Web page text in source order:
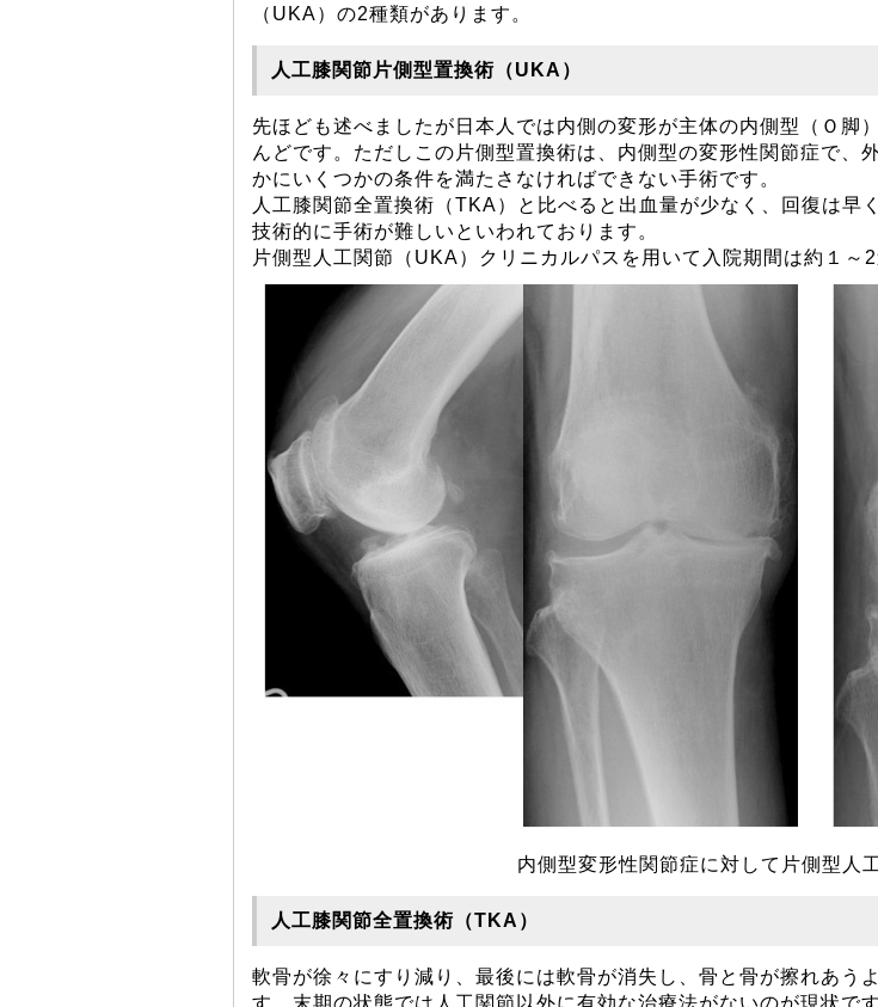
（UKA）の2種類があります。
人工膝関節片側型置換術（UKA）
先ほども述べましたが日本人では内側の変形が主体の内側型（Ｏ脚
んどです。ただしこの片側型置換術は、内側型の変形性関節症で、
かにいくつかの条件を満たさなければできない手術です。
人工膝関節全置換術（TKA）と比べると出血量が少なく、回復は早
技術的に手術が難しいといわれております。
片側型人工関節（UKA）クリニカルパスを用いて入院期間は約１～2
内側型変形性関節症に対して片側型人
人工膝関節全置換術（TKA）
軟骨が徐々にすり減り、最後には軟骨が消失し、骨と骨が擦れあう